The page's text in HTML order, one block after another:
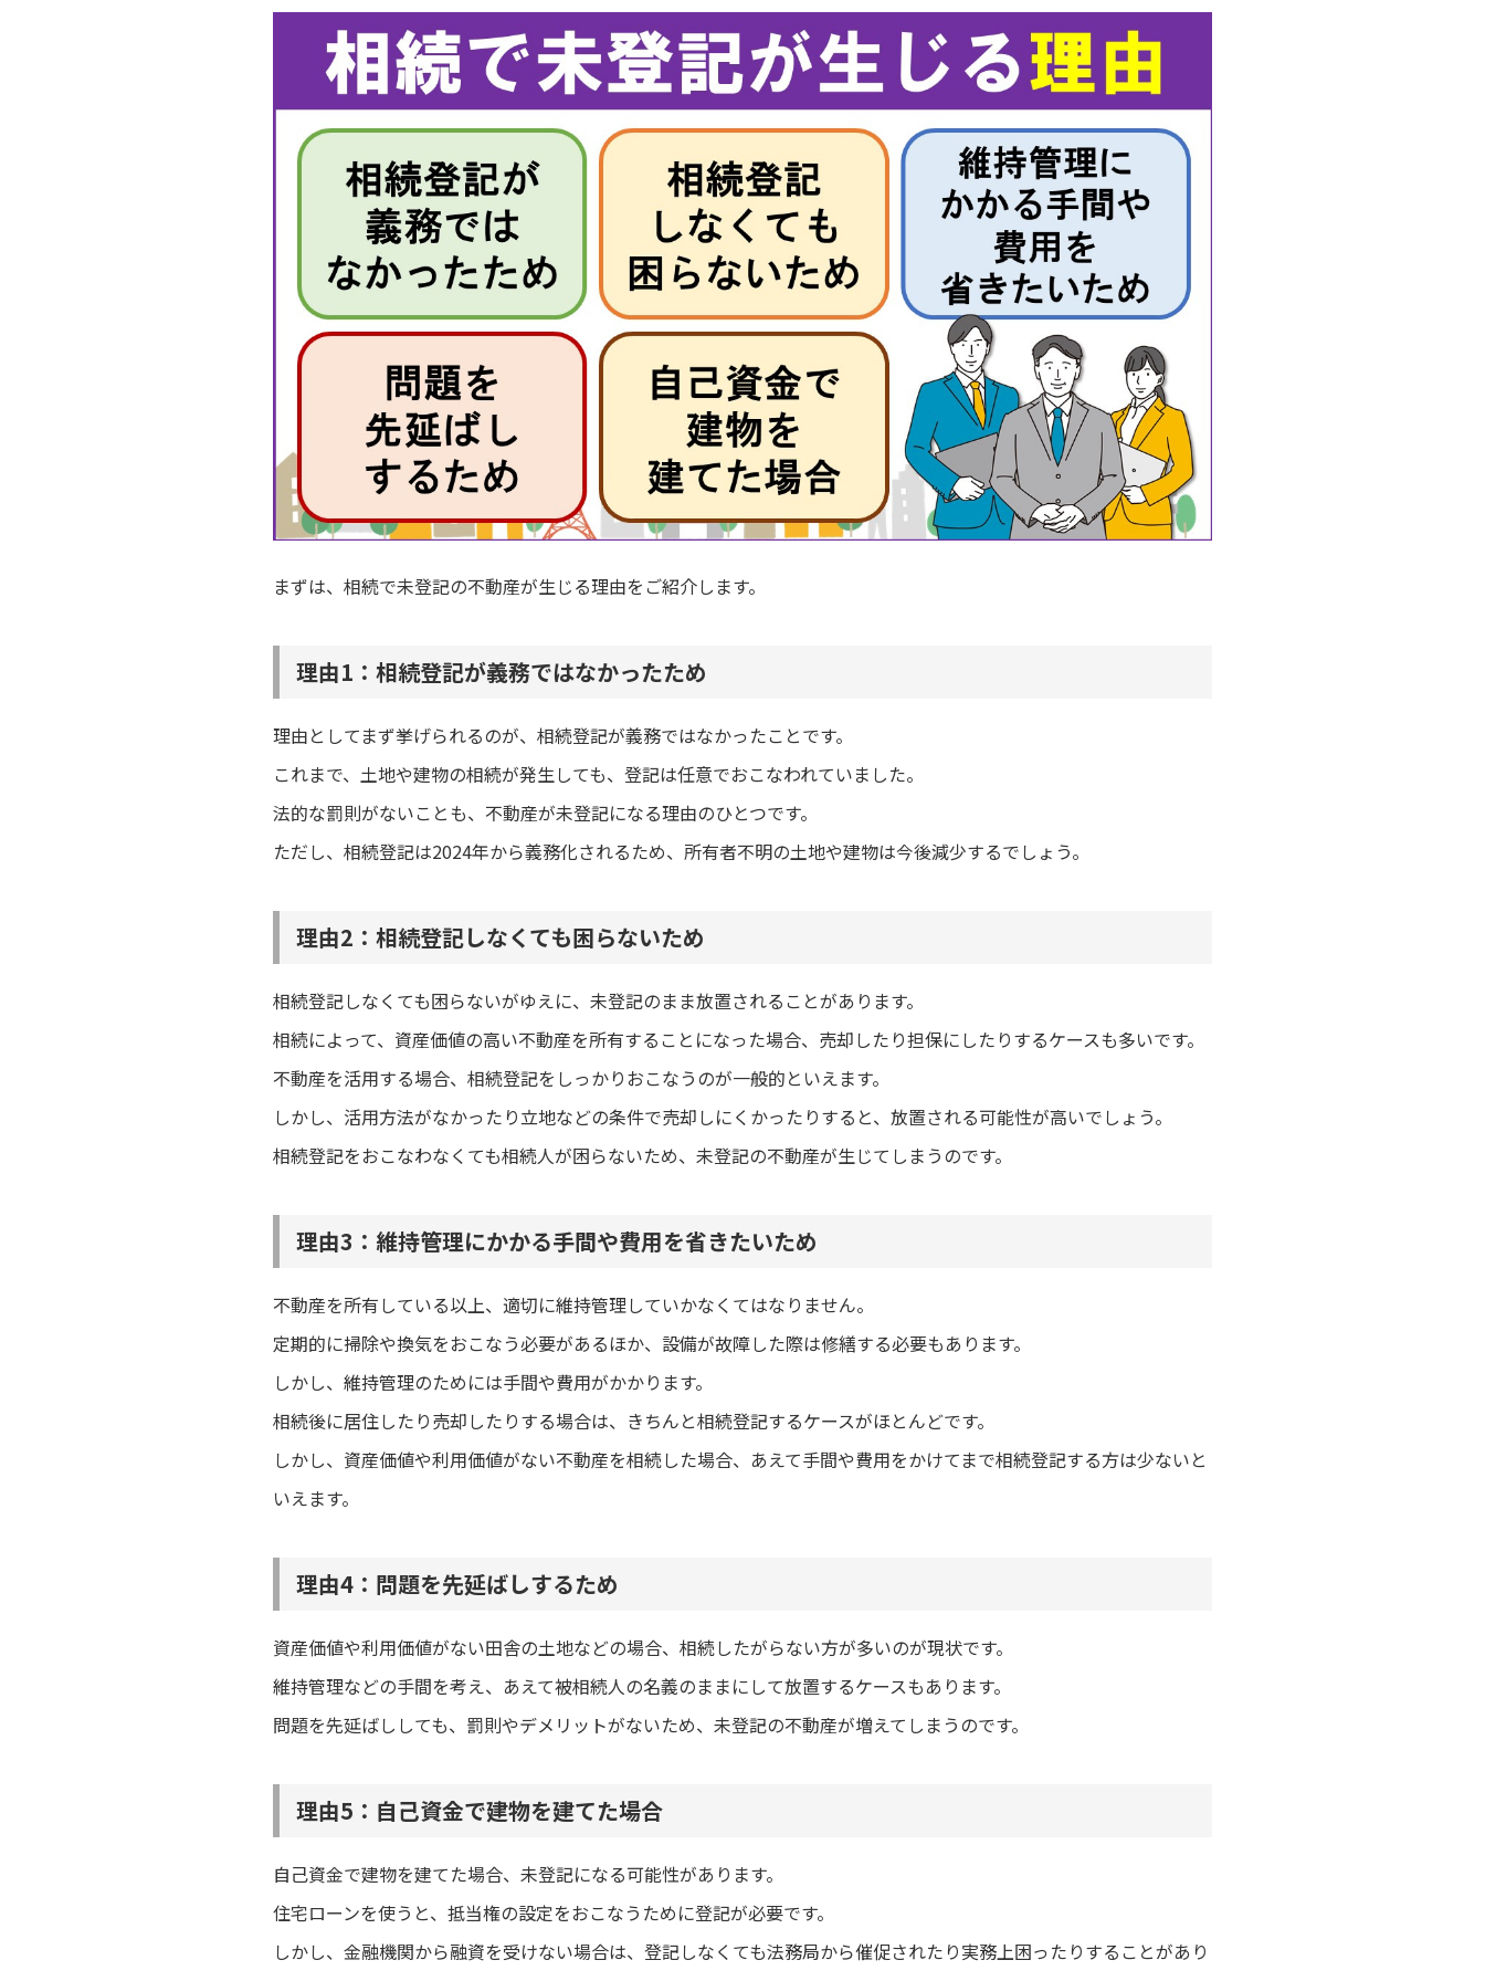
まずは、相続で未登記の不動産が生じる理由をご紹介します。
理由1：相続登記が義務ではなかったため
理由としてまず挙げられるのが、相続登記が義務ではなかったことです。
これまで、土地や建物の相続が発生しても、登記は任意でおこなわれていました。
法的な罰則がないことも、不動産が未登記になる理由のひとつです。
ただし、相続登記は2024年から義務化されるため、所有者不明の土地や建物は今後減少するでしょう。
理由2：相続登記しなくても困らないため
相続登記しなくても困らないがゆえに、未登記のまま放置されることがあります。
相続によって、資産価値の高い不動産を所有することになった場合、売却したり担保にしたりするケースも多いです。
不動産を活用する場合、相続登記をしっかりおこなうのが一般的といえます。
しかし、活用方法がなかったり立地などの条件で売却しにくかったりすると、放置される可能性が高いでしょう。
相続登記をおこなわなくても相続人が困らないため、未登記の不動産が生じてしまうのです。
理由3：維持管理にかかる手間や費用を省きたいため
不動産を所有している以上、適切に維持管理していかなくてはなりません。
定期的に掃除や換気をおこなう必要があるほか、設備が故障した際は修繕する必要もあります。
しかし、維持管理のためには手間や費用がかかります。
相続後に居住したり売却したりする場合は、きちんと相続登記するケースがほとんどです。
しかし、資産価値や利用価値がない不動産を相続した場合、あえて手間や費用をかけてまで相続登記する方は少ないと
いえます。
理由4：問題を先延ばしするため
資産価値や利用価値がない田舎の土地などの場合、相続したがらない方が多いのが現状です。
維持管理などの手間を考え、あえて被相続人の名義のままにして放置するケースもあります。
問題を先延ばししても、罰則やデメリットがないため、未登記の不動産が増えてしまうのです。
理由5：自己資金で建物を建てた場合
自己資金で建物を建てた場合、未登記になる可能性があります。
住宅ローンを使うと、抵当権の設定をおこなうために登記が必要です。
しかし、金融機関から融資を受けない場合は、登記しなくても法務局から催促されたり実務上困ったりすることがあり